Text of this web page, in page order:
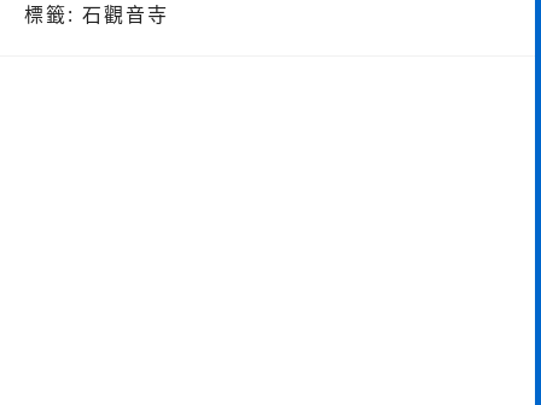
標籤: 石觀音寺